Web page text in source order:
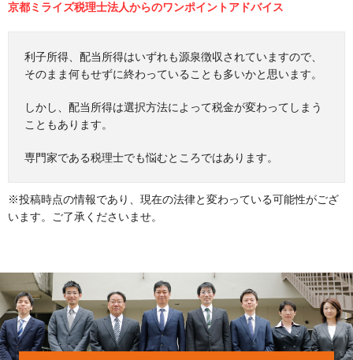
京都ミライズ税理士法人からのワンポイントアドバイス
利子所得、配当所得はいずれも源泉徴収されていますので、
そのまま何もせずに終わっていることも多いかと思います。
しかし、配当所得は選択方法によって税金が変わってしまう
こともあります。
専門家である税理士でも悩むところではあります。
※投稿時点の情報であり、現在の法律と変わっている可能性がござ
います。ご了承くださいませ。